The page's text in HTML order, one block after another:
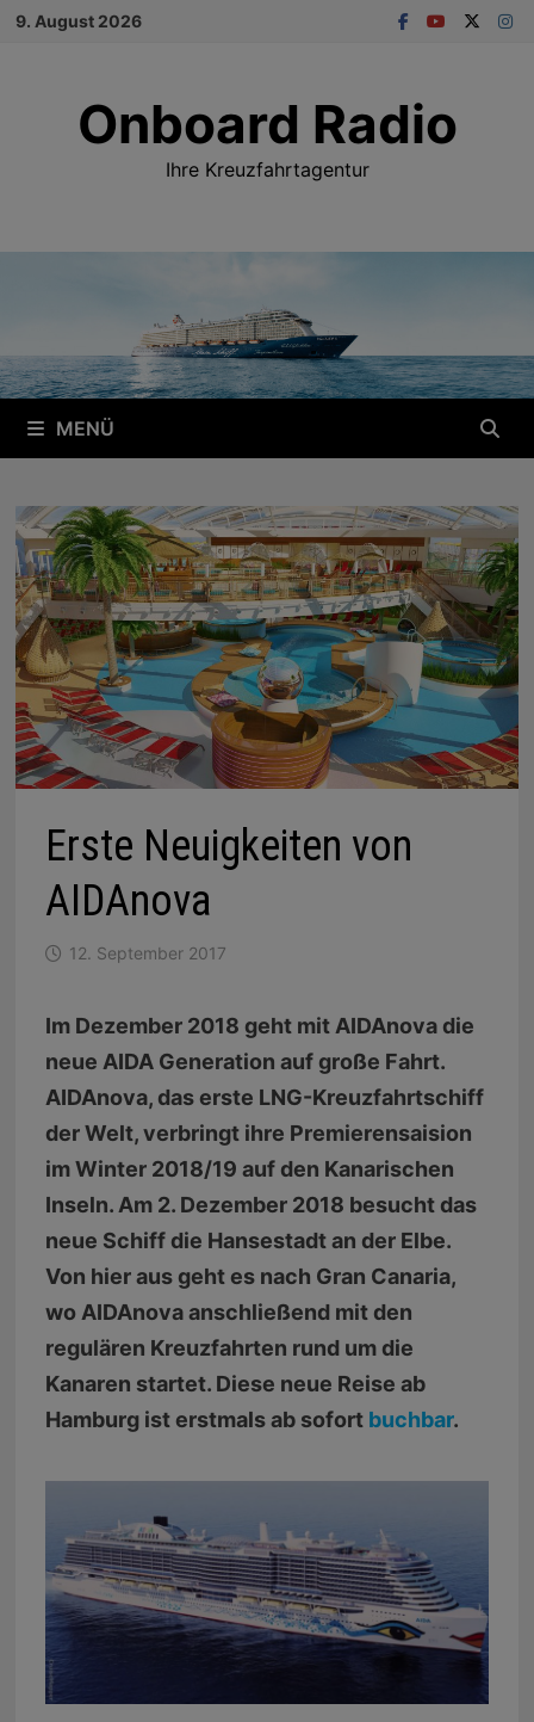
Zum
9. August 2026
Onboard Radio
Ihre Kreuzfahrtagentur
MENÜ
Erste Neuigkeiten von
AIDAnova
12. September 2017
Im Dezember 2018 geht mit AIDAnova die
neue AIDA Generation auf große Fahrt.
AIDAnova, das erste LNG-Kreuzfahrtschiff
der Welt, verbringt ihre Premierensaision
im Winter 2018/19 auf den Kanarischen
Inseln. Am 2. Dezember 2018 besucht das
neue Schiff die Hansestadt an der Elbe.
Von hier aus geht es nach Gran Canaria,
wo AIDAnova anschließend mit den
regulären Kreuzfahrten rund um die
Kanaren startet. Diese neue Reise ab
Hamburg ist erstmals ab sofort buchbar.